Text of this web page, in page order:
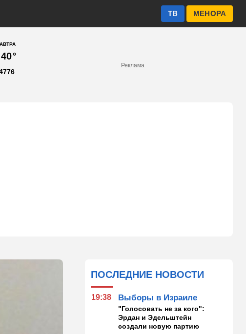
МЕНОРА
ТВ
40°
Реклама
ПОСЛЕДНИЕ НОВОСТИ
19:38 Выборы в Израиле
"Голосовать не за кого":
Эрдан и Эдельштейн
создали новую партию